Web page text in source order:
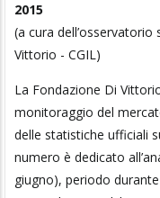
2015
(a cura
Vittorio - CGIL)
La Fondazione Di
monitoraggio del
delle statistiche ufficiali
numero è dedicato
giugno), periodo